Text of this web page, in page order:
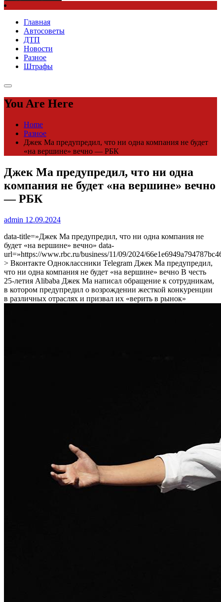
Главная
Автосоветы
ДТП
Новости
Разное
Штрафы
You Are Here
Home
Разное
Джек Ма предупредил, что ни одна компания не будет
«на вершине» вечно — РБК
Джек Ма предупредил, что ни одна
компания не будет «на вершине» вечно
— РБК
admin 12.09.2024
data-title=»Джек Ма предупредил, что ни одна компания не
будет «на вершине» вечно» data-
url=»https://www.rbc.ru/business/11/09/2024/
> Вконтакте Одноклассники Telegram Джек Ма предупредил,
что ни одна компания не будет «на вершине» вечно В честь
25-летия Alibaba Джек Ма написал обращение к сотрудникам,
в котором предупредил о возрождении жесткой конкуренции
в различных отраслях и призвал их «верить в рынок»